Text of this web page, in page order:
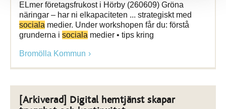
ELmer företagsfrukost i Hörby (260609) Gröna
näringar – har ni elkapaciteten ... strategiskt med
sociala medier. Under workshopen får du: förstå
grunderna i sociala medier • tips kring
Bromölla Kommun
[Arkiverad] Digital hemtjänst skapar